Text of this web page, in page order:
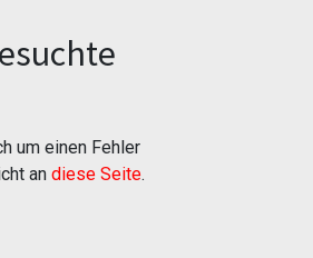
um einen Fehler
an diese Seite.